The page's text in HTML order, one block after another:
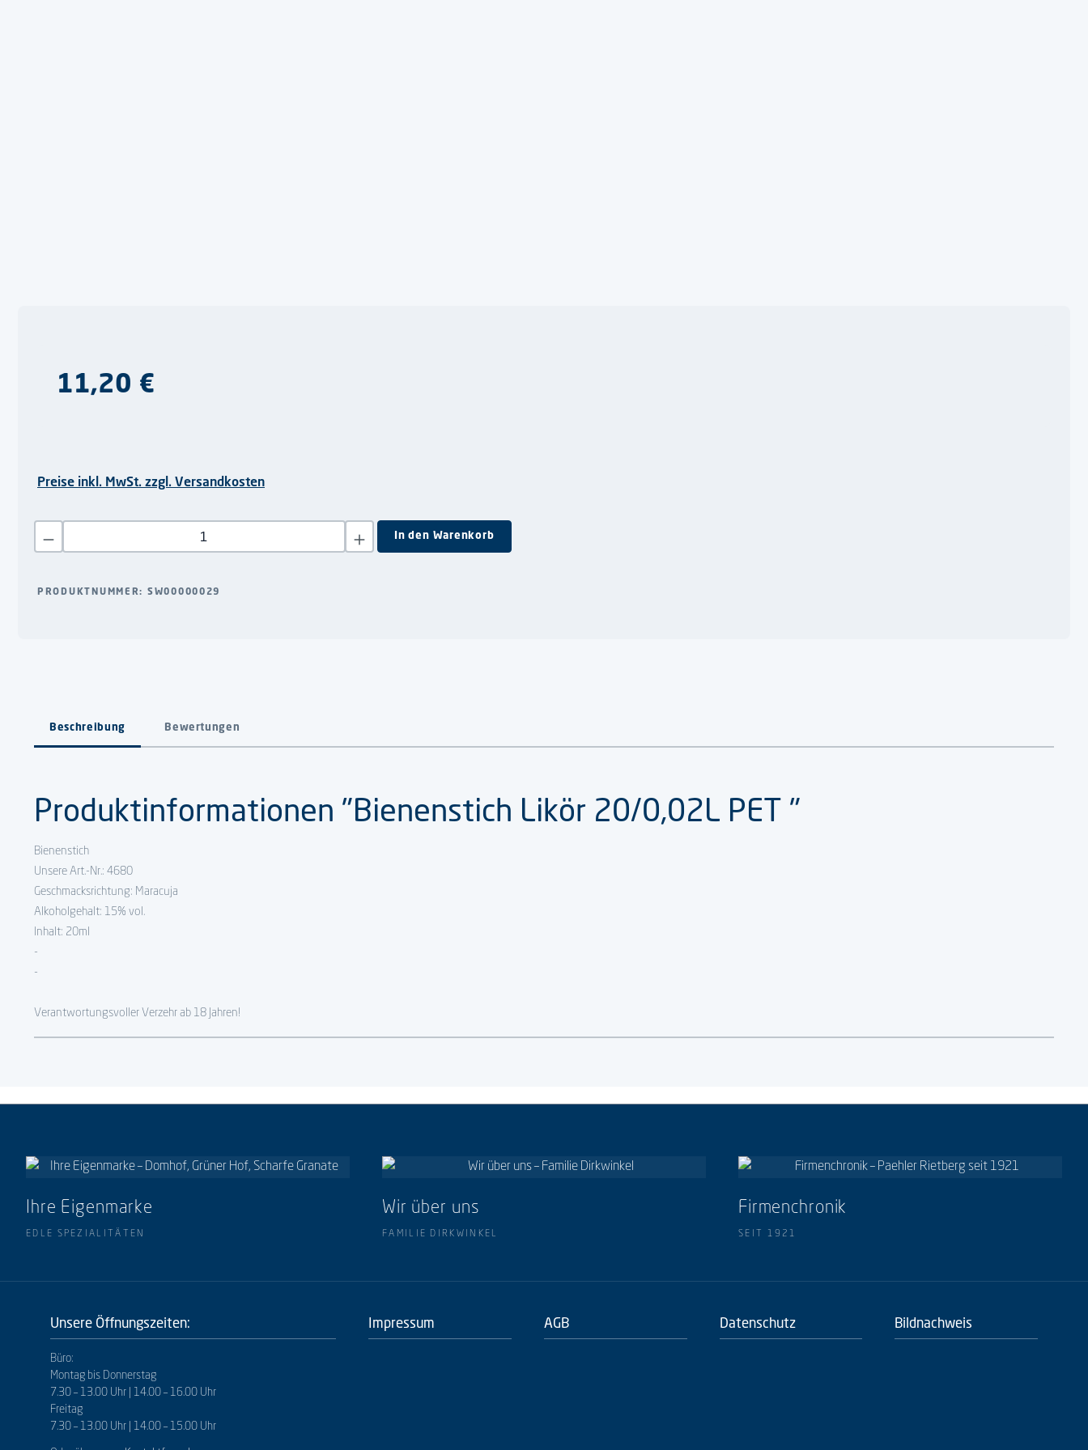
Regulärer Preis:
11,20 €
Preise inkl. MwSt. zzgl. Versandkosten
Produkt Anzahl: Gib den gewünschten Wert ein oder benutze die Schaltflächen um die Anzahl zu erhöhen oder zu reduzieren.
In den Warenkorb
PRODUKTNUMMER: SW00000029
Beschreibung Bewertungen
Produktinformationen "Bienenstich Likör 20/0,02L PET "
Bienenstich
Unsere Art.-Nr.: 4680
Geschmacksrichtung: Maracuja
Alkoholgehalt: 15% vol.
Inhalt: 20ml
-
-
Verantwortungsvoller Verzehr ab 18 Jahren!
Ihre Eigenmarke
EDLE SPEZIALITÄTEN
Wir über uns
FAMILIE DIRKWINKEL
Firmenchronik
SEIT 1921
Unsere Öffnungszeiten:
Büro:
Montag bis Donnerstag
7.30 – 13.00 Uhr | 14.00 – 16.00 Uhr
Freitag
7.30 – 13.00 Uhr | 14.00 – 15.00 Uhr
Impressum AGB Datenschutz Bildnachweis